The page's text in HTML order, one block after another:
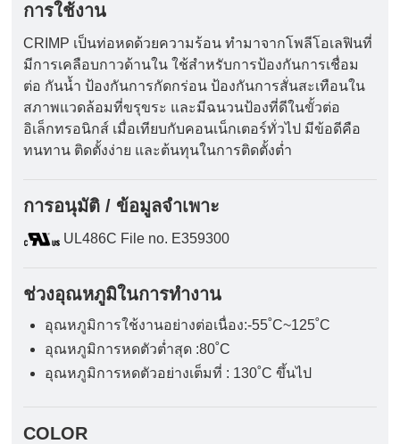
การใช้งาน
CRIMP เป็นท่อหดด้วยความร้อน ทำมาจากโพลีโอเลฟินที่
มีการเคลือบกาวด้านใน ใช้สำหรับการป้องกันการเชื่อม
ต่อ กันน้ำ ป้องกันการกัดกร่อน ป้องกันการสั่นสะเทือนใน
สภาพแวดล้อมที่ขรุขระ และมีฉนวนป้องที่ดีในขั้วต่อ
อิเล็กทรอนิกส์ เมื่อเทียบกับคอนเน็กเตอร์ทั่วไป มีข้อดีคือ
ทนทาน ติดตั้งง่าย และต้นทุนในการติดตั้งต่ำ
การอนุมัติ / ข้อมูลจำเพาะ
UL486C File no. E359300
ช่วงอุณหภูมิในการทำงาน
อุณหภูมิการใช้งานอย่างต่อเนื่อง:-55˚C~125˚C
อุณหภูมิการหดตัวต่ำสุด :80˚C
อุณหภูมิการหดตัวอย่างเต็มที่ : 130˚C ขึ้นไป
COLOR